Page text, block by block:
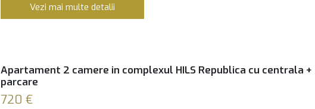
Vezi mai multe detalii
Apartament 2 camere in complexul HILS Republica cu centrala +
parcare
720 €